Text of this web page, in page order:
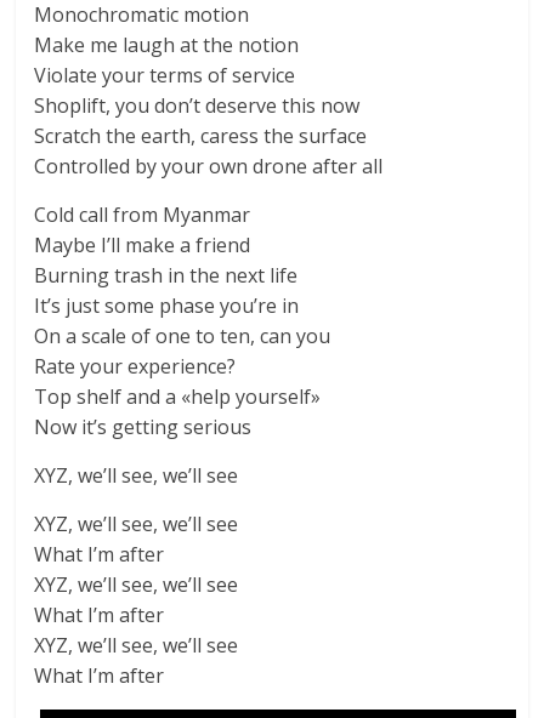
Monochromatic motion
Make me laugh at the notion
Violate your terms of service
Shoplift, you don’t deserve this now
Scratch the earth, caress the surface
Controlled by your own drone after all
Cold call from Myanmar
Maybe I’ll make a friend
Burning trash in the next life
It’s just some phase you’re in
On a scale of one to ten, can you
Rate your experience?
Top shelf and a «help yourself»
Now it’s getting serious
XYZ, we’ll see, we’ll see
XYZ, we’ll see, we’ll see
What I’m after
XYZ, we’ll see, we’ll see
What I’m after
XYZ, we’ll see, we’ll see
What I’m after